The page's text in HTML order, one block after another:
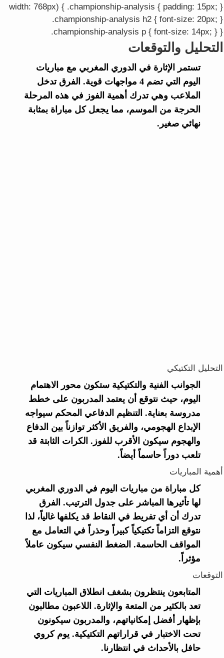
width: 768px) { .championship-analysis { padding: 15px; }
.championship-analysis h2 { font-size: 20px; }
.championship-analysis p { font-size: 14px; } }
التحليل والتوقعات
تستمر الإثارة في الدوري المغربي مع مباريات
اليوم التي تضم 4 مواجهات قوية. الفرق تدخل
الملاعب وهي تدرك أهمية الفوز في هذه المرحلة
الحرجة من الموسم، مما يجعل كل مباراة بمثابة
نهائي صغير.
التحليل التكتيكي
الجوانب الفنية والتكتيكية ستكون محور الاهتمام
اليوم، حيث نتوقع أن يعتمد المدربون على خطط
مدروسة بعناية. التنظيم الدفاعي المحكم سيواجه
الإبداع الهجومي، والفريق الأكثر توازناً بين الدفاع
والهجوم سيكون الأقرب للفوز. الكرات الثابتة قد
تلعب دوراً حاسماً أيضاً.
أهمية المباريات
كل مباراة من مباريات اليوم في الدوري المغربي
لها تأثيرها المباشر على جدول الترتيب. الفرق
تدرك أن أي تفريط في النقاط قد يكلفها غالياً، لذا
نتوقع التزاماً تكتيكياً كبيراً وحذراً في التعامل مع
المواقف الحاسمة. الضغط النفسي سيكون عاملاً
مؤثراً.
التوقعات
المتابعون ينتظرون بشغف انطلاق المباريات التي
تعد بالكثير من المتعة والإثارة. اللاعبون مطالبون
بإظهار أفضل إمكانياتهم، والمدربون سيكونون
تحت الاختبار في قراراتهم التكتيكية. يوم كروي
حافل بالأحداث في انتظارنا.